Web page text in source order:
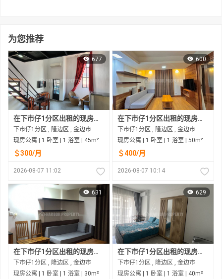
为您推荐
677
在下市仔1分区出租的现房公寓
下市仔1分区 , 隆边区 , 金边市
现房公寓 | 1 卧室 | 1 浴室 | 45m²
＄300/月
2026-08-07 11:02
600
在下市仔1分区出租的现房公寓
下市仔1分区 , 隆边区 , 金边市
现房公寓 | 1 卧室 | 1 浴室 | 50m²
＄400/月
2026-08-07 10:14
631
在下市仔1分区出租的现房公寓
下市仔1分区 , 隆边区 , 金边市
现房公寓 | 1 卧室 | 1 浴室 | 30m²
629
在下市仔1分区出租的现房公寓
下市仔1分区 , 隆边区 , 金边市
现房公寓 | 1 卧室 | 1 浴室 | 40m²